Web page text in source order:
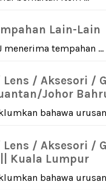
Lain-Lain
menerima tempahan ...
Lens / Aksesori /
Johor
bahawa urusan
Lens / Aksesori /
|| Kuala Lumpur
bahawa urusan